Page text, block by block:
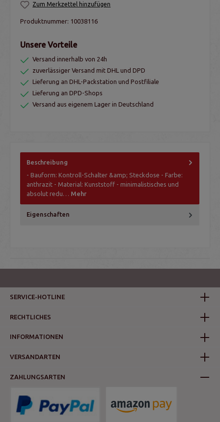
Zum Merkzettel hinzufügen
Produktnummer: 10038116
Unsere Vorteile
Versand innerhalb von 24h
zuverlässiger Versand mit DHL und DPD
Lieferung an DHL-Packstation und Postfiliale
Lieferung an DPD-Shops
Versand aus eigenem Lager in Deutschland
Beschreibung
- Bauform: Kontroll-Schalter &amp; Steckdose - Farbe:
anthrazit - Material: Kunststoff - minimalistisches und
absolut redu… Mehr
Eigenschaften
SERVICE-HOTLINE
RECHTLICHES
INFORMATIONEN
VERSANDARTEN
ZAHLUNGSARTEN